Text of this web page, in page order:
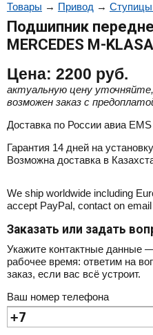
Товары → Привод → Ступицы
Подшипник
MERCEDES M-
Цена: 2200 руб.
актуальную цену
возможен заказ с
Доставка по России авиа
Гарантия 14 дней на
Возможна доставка в
We ship worldwide including
accept PayPal, contact on email
Заказать или задать
Укажите контактные данные
рабочее время: ответим на
заказ, если вас всё устроит.
Ваш номер телефона